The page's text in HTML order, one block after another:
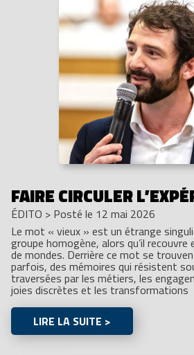
FAIRE CIRCULER
ÉDITO > Posté le 12 mai 2026
Le mot « vieux » est un étrange
groupe homogène, alors qu’il
de mondes. Derrière ce mot se
parfois, des mémoires qui résistent
traversées par les métiers, les
joies discrètes et les transformations
LIRE LA SUITE >